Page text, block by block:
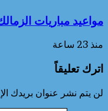
مواعيد مباريات الزمالك
منذ 23 ساعة
اترك تعليقاً
لن يتم نشر عنوان بريدك